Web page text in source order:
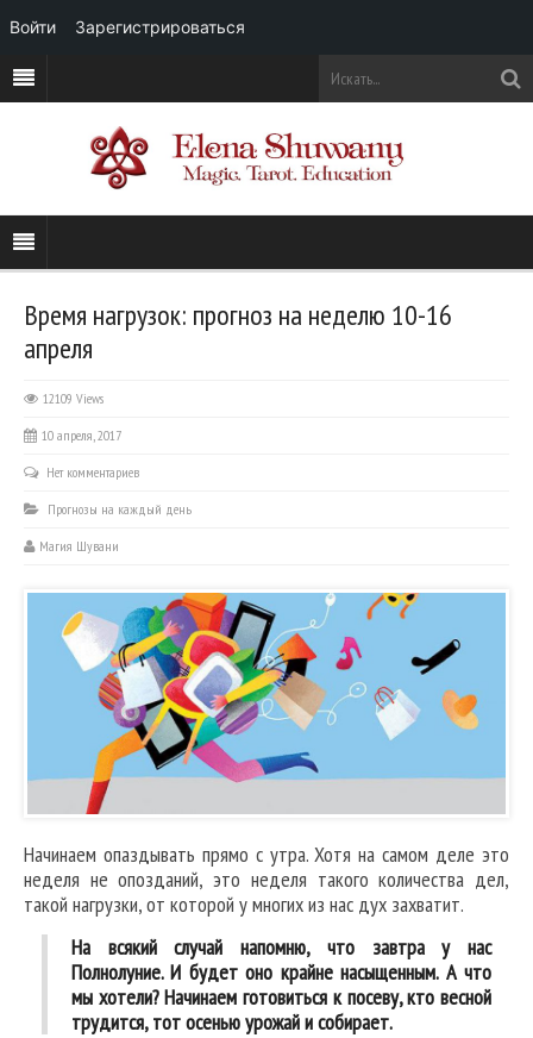
Время нагрузок: прогноз на неделю 10-16
апреля
12109 Views
10 апреля, 2017
Нет комментариев
Прогнозы на каждый день
Магия Шувани
Начинаем опаздывать прямо с утра. Хотя на самом деле это
неделя не опозданий, это неделя такого количества дел,
такой нагрузки, от которой у многих из нас дух захватит.
На всякий случай напомню, что завтра у нас
Полнолуние. И будет оно крайне насыщенным. А что
мы хотели? Начинаем готовиться к посеву, кто весной
трудится, тот осенью урожай и собирает.
Войти Зарегистрироваться